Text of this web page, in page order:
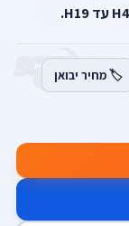
🏷️ מחיר יבואן